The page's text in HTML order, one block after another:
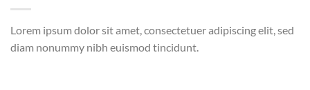
Lorem ipsum dolor sit amet, consectetuer adipiscing elit, sed
diam nonummy nibh euismod tincidunt.